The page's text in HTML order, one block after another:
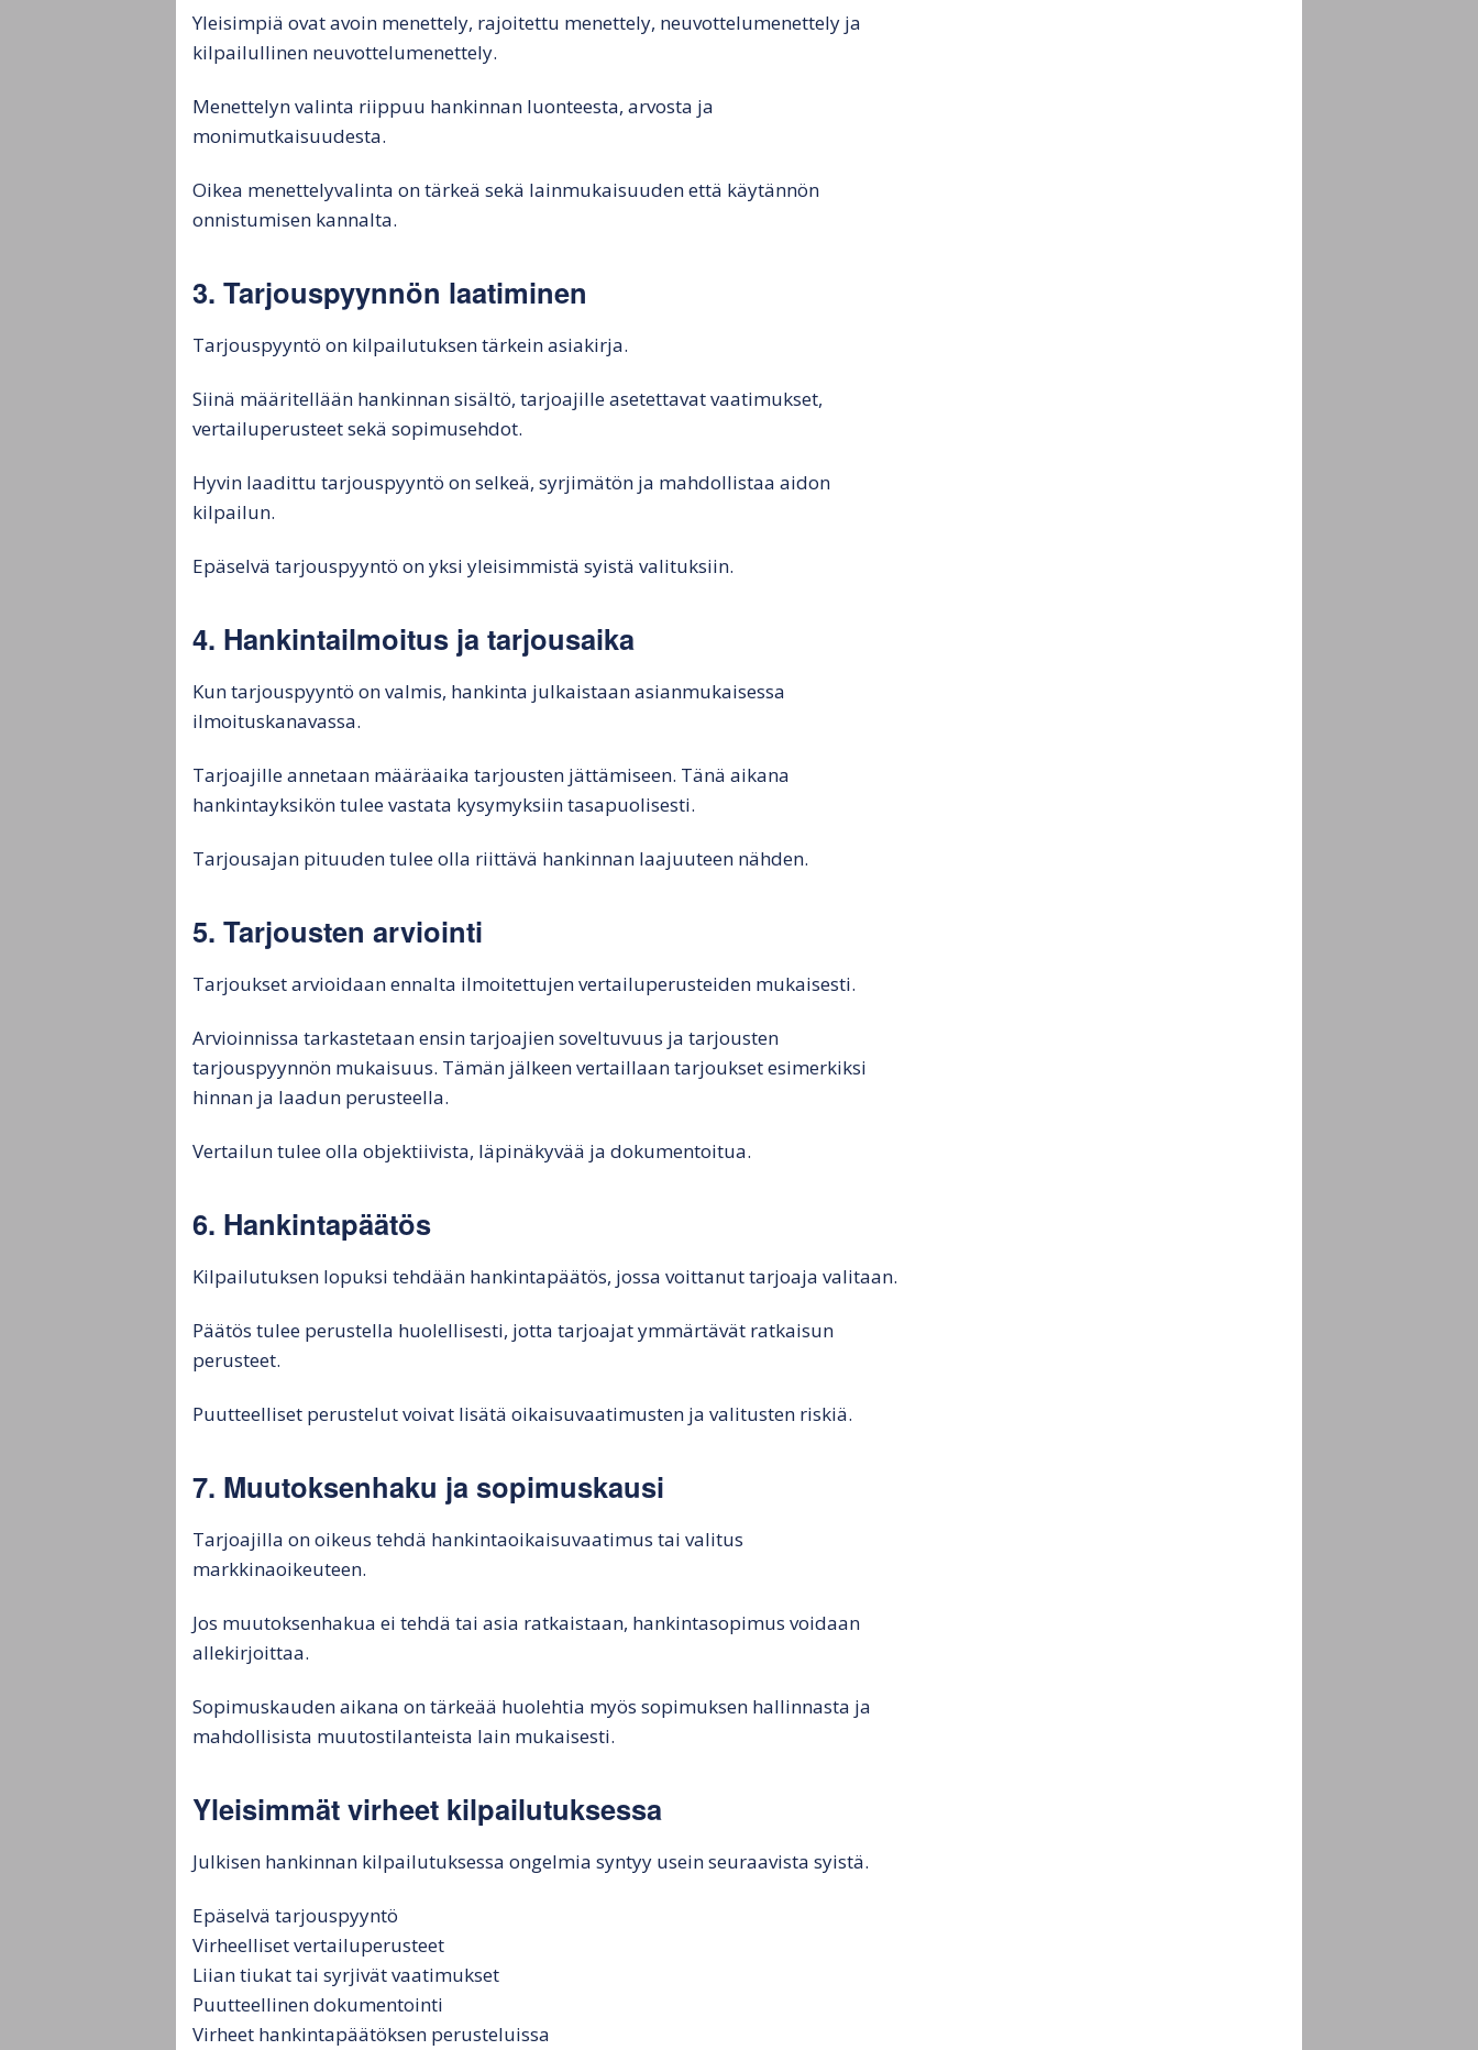
Yleisimpiä ovat avoin menettely, rajoitettu menettely, neuvottelumenettely ja
kilpailullinen neuvottelumenettely.
Menettelyn valinta riippuu hankinnan luonteesta, arvosta ja
monimutkaisuudesta.
Oikea menettelyvalinta on tärkeä sekä lainmukaisuuden että käytännön
onnistumisen kannalta.
3. Tarjouspyynnön laatiminen
Tarjouspyyntö on kilpailutuksen tärkein asiakirja.
Siinä määritellään hankinnan sisältö, tarjoajille asetettavat vaatimukset,
vertailuperusteet sekä sopimusehdot.
Hyvin laadittu tarjouspyyntö on selkeä, syrjimätön ja mahdollistaa aidon
kilpailun.
Epäselvä tarjouspyyntö on yksi yleisimmistä syistä valituksiin.
4. Hankintailmoitus ja tarjousaika
Kun tarjouspyyntö on valmis, hankinta julkaistaan asianmukaisessa
ilmoituskanavassa.
Tarjoajille annetaan määräaika tarjousten jättämiseen. Tänä aikana
hankintayksikön tulee vastata kysymyksiin tasapuolisesti.
Tarjousajan pituuden tulee olla riittävä hankinnan laajuuteen nähden.
5. Tarjousten arviointi
Tarjoukset arvioidaan ennalta ilmoitettujen vertailuperusteiden mukaisesti.
Arvioinnissa tarkastetaan ensin tarjoajien soveltuvuus ja tarjousten
tarjouspyynnön mukaisuus. Tämän jälkeen vertaillaan tarjoukset esimerkiksi
hinnan ja laadun perusteella.
Vertailun tulee olla objektiivista, läpinäkyvää ja dokumentoitua.
6. Hankintapäätös
Kilpailutuksen lopuksi tehdään hankintapäätös, jossa voittanut tarjoaja valitaan.
Päätös tulee perustella huolellisesti, jotta tarjoajat ymmärtävät ratkaisun
perusteet.
Puutteelliset perustelut voivat lisätä oikaisuvaatimusten ja valitusten riskiä.
7. Muutoksenhaku ja sopimuskausi
Tarjoajilla on oikeus tehdä hankintaoikaisuvaatimus tai valitus
markkinaoikeuteen.
Jos muutoksenhakua ei tehdä tai asia ratkaistaan, hankintasopimus voidaan
allekirjoittaa.
Sopimuskauden aikana on tärkeää huolehtia myös sopimuksen hallinnasta ja
mahdollisista muutostilanteista lain mukaisesti.
Yleisimmät virheet kilpailutuksessa
Julkisen hankinnan kilpailutuksessa ongelmia syntyy usein seuraavista syistä.
Epäselvä tarjouspyyntö
Virheelliset vertailuperusteet
Liian tiukat tai syrjivät vaatimukset
Puutteellinen dokumentointi
Virheet hankintapäätöksen perusteluissa